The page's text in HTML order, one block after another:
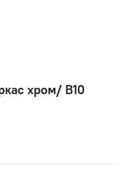
хром/ B10